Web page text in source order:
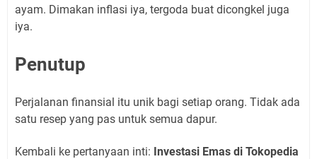
ayam. Dimakan inflasi iya, tergoda buat dicongkel juga
iya.
Penutup
Perjalanan finansial itu unik bagi setiap orang. Tidak ada
satu resep yang pas untuk semua dapur.
Kembali ke pertanyaan inti: Investasi Emas di Tokopedia